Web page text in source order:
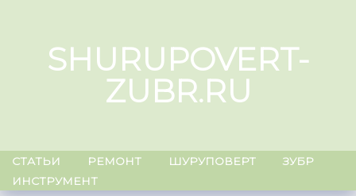
contentSHURUPOVERT-
ZUBR.RU
СТАТЬИ РЕМОНТ ШУРУПОВЕРТ
ЗУБР
ИНСТРУМЕНТ